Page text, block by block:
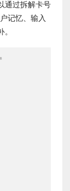
通过拆解卡号
记忆、输入